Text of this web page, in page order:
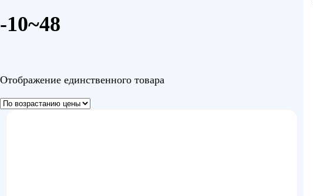
-10~48
Отображение единственного товара